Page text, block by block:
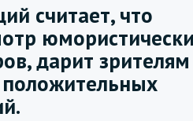
считает, что
дарит зрителям
положительных